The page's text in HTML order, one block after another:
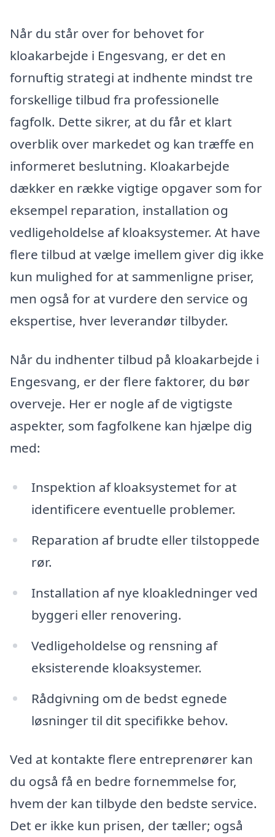
Når du står over for behovet for
kloakarbejde i Engesvang, er det en
fornuftig strategi at indhente mindst tre
forskellige tilbud fra professionelle
fagfolk. Dette sikrer, at du får et klart
overblik over markedet og kan træffe en
informeret beslutning. Kloakarbejde
dækker en række vigtige opgaver som for
eksempel reparation, installation og
vedligeholdelse af kloaksystemer. At have
flere tilbud at vælge imellem giver dig ikke
kun mulighed for at sammenligne priser,
men også for at vurdere den service og
ekspertise, hver leverandør tilbyder.
Når du indhenter tilbud på kloakarbejde i
Engesvang, er der flere faktorer, du bør
overveje. Her er nogle af de vigtigste
aspekter, som fagfolkene kan hjælpe dig
med:
Inspektion af kloaksystemet for at
identificere eventuelle problemer.
Reparation af brudte eller tilstoppede
rør.
Installation af nye kloakledninger ved
byggeri eller renovering.
Vedligeholdelse og rensning af
eksisterende kloaksystemer.
Rådgivning om de bedst egnede
løsninger til dit specifikke behov.
Ved at kontakte flere entreprenører kan
du også få en bedre fornemmelse for,
hvem der kan tilbyde den bedste service.
Det er ikke kun prisen, der tæller; også